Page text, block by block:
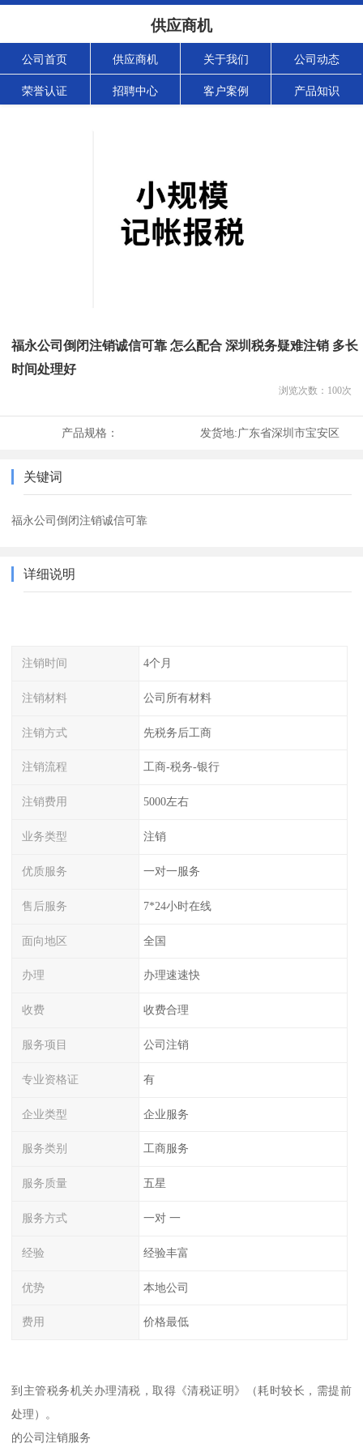
供应商机
公司首页 供应商机 关于我们 公司动态
荣誉认证 招聘中心 客户案例 产品知识
福永公司倒闭注销诚信可靠 怎么配合 深圳税务疑难注销 多长
时间处理好
浏览次数： 100次
产品规格： 发货地:广东省深圳市宝安区
关键词
福永公司倒闭注销诚信可靠
详细说明
注销时间 4个月
注销材料 公司所有材料
注销方式 先税务后工商
注销流程 工商-税务-银行
注销费用 5000左右
业务类型 注销
优质服务 一对一服务
售后服务 7*24小时在线
面向地区 全国
办理 办理速速快
收费 收费合理
服务项目 公司注销
专业资格证 有
企业类型 企业服务
服务类别 工商服务
服务质量 五星
服务方式 一对 一
经验 经验丰富
优势 本地公司
费用 价格最低
到主管税务机关办理清税，取得《清税证明》（耗时较长，需提前
处理）。
的公司注销服务